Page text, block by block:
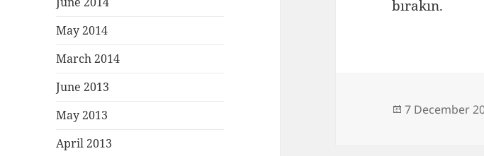
May 2014
March 2014
June 2013
May 2013
April 2013
bırakın.
Posted
7 December